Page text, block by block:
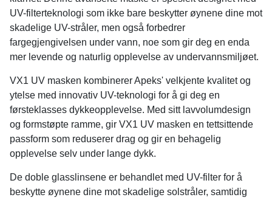
UV-filterteknologi som ikke bare beskytter øynene dine mot
skadelige UV-stråler, men også forbedrer
fargegjengivelsen under vann, noe som gir deg en enda
mer levende og naturlig opplevelse av undervannsmiljøet.
VX1 UV masken kombinerer Apeks' velkjente kvalitet og
ytelse med innovativ UV-teknologi for å gi deg en
førsteklasses dykkeopplevelse. Med sitt lavvolumdesign
og formstøpte ramme, gir VX1 UV masken en tettsittende
passform som reduserer drag og gir en behagelig
opplevelse selv under lange dykk.
De doble glasslinsene er behandlet med UV-filter for å
beskytte øynene dine mot skadelige solstråler, samtidig